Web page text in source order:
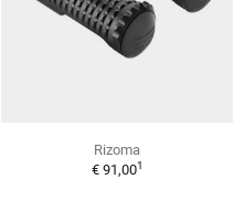
Rizoma
€ 91,001